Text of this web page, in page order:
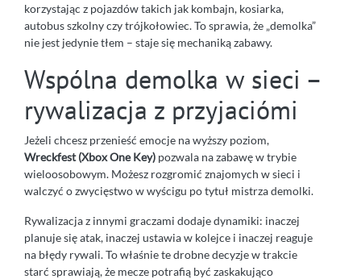
korzystając z pojazdów takich jak kombajn, kosiarka,
autobus szkolny czy trójkołowiec. To sprawia, że „demolka”
nie jest jedynie tłem – staje się mechaniką zabawy.
Wspólna demolka w sieci –
rywalizacja z przyjaciómi
Jeżeli chcesz przenieść emocje na wyższy poziom,
Wreckfest (Xbox One Key) pozwala na zabawę w trybie
wieloosobowym. Możesz rozgromić znajomych w sieci i
walczyć o zwycięstwo w wyścigu po tytuł mistrza demolki.
Rywalizacja z innymi graczami dodaje dynamiki: inaczej
planuje się atak, inaczej ustawia w kolejce i inaczej reaguje
na błędy rywali. To właśnie te drobne decyzje w trakcie
starć sprawiają, że mecze potrafią być zaskakująco